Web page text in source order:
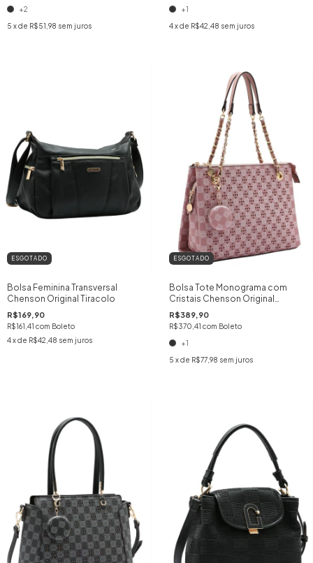
+2
5 x de R$51,98 sem juros
+1
4 x de R$42,48 sem juros
ESGOTADO
Bolsa Feminina Transversal
Chenson Original Tiracolo
R$169,90
R$161,41 com Boleto
4x de R$42,48 sem juros
ESGOTADO
Bolsa Tote Monograma com
Cristais Chenson Original
Feminina em PU Premium
R$389,90
R$370,41 com Boleto
+1
5 x de R$77,98 sem juros